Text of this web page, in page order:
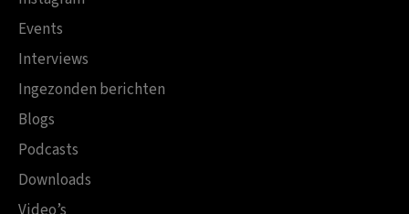
Events
Interviews
Ingezonden berichten
Blogs
Podcasts
Downloads